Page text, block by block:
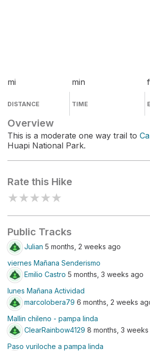
mi
DISTANCE
min
TIME
Overview
This is a moderate one way trail to
Huapi National Park.
Rate this Hike
★★★★★
Public Tracks
Julian 5 months, 2 weeks ago
viernes Mañana Senderismo
Emilio Castro 5 months, 3 weeks ago
lunes Mañana Actividad
marcolobera79 6 months, 2 weeks
Mallin chileno - pampa linda
ClearRainbow4129 8 months, 3
Paso vuriloche a pampa linda